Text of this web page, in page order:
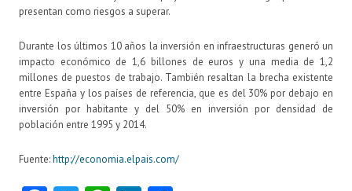
presentan como riesgos a superar.
Durante los últimos 10 años la inversión en infraestructuras generó un
impacto económico de 1,6 billones de euros y una media de 1,2
millones de puestos de trabajo. También resaltan la brecha existente
entre España y los países de referencia, que es del 30% por debajo en
inversión por habitante y del 50% en inversión por densidad de
población entre 1995 y 2014.
Fuente:http://economia.elpais.com/